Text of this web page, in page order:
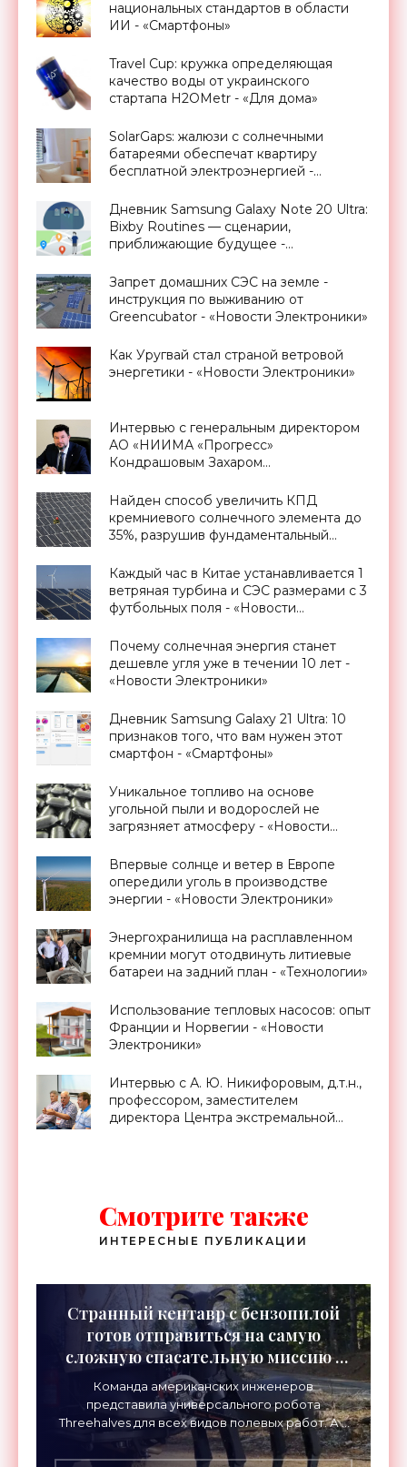
национальных стандартов в области
ИИ - «Смартфоны»
Travel Cup: кружка определяющая
качество воды от украинского
стартапа H2OMetr - «Для дома»
SolarGaps: жалюзи с солнечными
батареями обеспечат квартиру
бесплатной электроэнергией -
Дневник Samsung Galaxy Note 20 Ultra:
Bixby Routines — сценарии,
приближающие будущее -
Запрет домашних СЭС на земле -
инструкция по выживанию от
Greencubator - «Новости Электроники»
Как Уругвай стал страной ветровой
энергетики - «Новости Электроники»
Интервью с генеральным директором
АО «НИИМА «Прогресс»
Кондрашовым Захаром
Форума «Микроэлектроника-2021» -
«Смартфоны»
Найден способ увеличить КПД
кремниевого солнечного элемента до
35%, разрушив фундаментальный
Электроники»
Каждый час в Китае устанавливается 1
ветряная турбина и СЭС размерами с 3
футбольных поля - «Новости
Почему солнечная энергия станет
дешевле угля уже в течении 10 лет -
«Новости Электроники»
Дневник Samsung Galaxy 21 Ultra: 10
признаков того, что вам нужен этот
смартфон - «Смартфоны»
Уникальное топливо на основе
угольной пыли и водорослей не
загрязняет атмосферу - «Новости
Впервые солнце и ветер в Европе
опередили уголь в производстве
энергии - «Новости Электроники»
Энергохранилища на расплавленном
кремнии могут отодвинуть литиевые
батареи на задний план - «Технологии»
Использование тепловых насосов: опыт
Франции и Норвегии - «Новости
Электроники»
Интервью с А. Ю. Никифоровым, д.т.н.,
профессором, заместителем
директора Центра экстремальной
Смотрите также
ИНТЕРЕСНЫЕ ПУБЛИКАЦИИ
Странный кентавр с бензопилой
готов отправиться на самую
сложную спасательную миссию -
«Роботы»
Команда американских инженеров
представила универсального робота
Threehalves для всех видов полевых работ. А в
первую очередь – для спасательных миссий с
прицелом на работу в зонах